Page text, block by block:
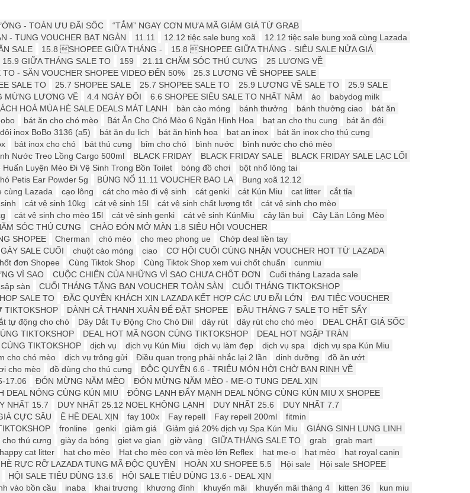
- TOÀN ƯU ĐÃI SỐC
“TẮM” NGAY CƠN MƯA MÃ GIẢM GIÁ TỪ GRAB
- TUNG VOUCHER BẠT NGÀN
11.11 12.12 tiệc sale bung xoã
12.12 tiệc sale bung xoã cùng Lazada
SALE
15.8 SHOPEE GIỮA THÁNG -
15.8 SHOPEE GIỮA THÁNG - SIÊU SALE NỬA GIÁ
15.9 ️GIỮA THÁNG SALE TO 159 21.11 CHĂM SÓC THÚ CƯNG
25 LƯƠNG VỀ
- SĂN VOUCHER SHOPEE VIDEO ĐẾN 50%
25.3 LƯƠNG VỀ SHOPEE SALE
SALE TO
25.7 SHOPEE SALE 25.7 SHOPEE SALE TO 25.9 LƯƠNG VỀ SALE TO
25.9 SALE
MỪNG LƯƠNG VỀ
4.4 NGÀY ĐÔI 6.6 SHOPEE SIÊU SALE TO NHẤT NĂM áo
babydog milk
HOÁ MÙA HÈ SALE DEALS MÁT LẠNH bàn cào móng bánh thưởng bánh thưởng ciao
bát ăn
bát ăn cho chó mèo Bát Ăn Cho Chó Mèo 6 Ngăn Hình Hoa bat an cho thu cung
bát ăn đôi
inox BoBo 3136 (a5) bát ăn du lịch bát ăn hình hoa bat an inox
bát ăn inox cho thú cưng
bát inox cho chó bát thú cưng bỉm cho chó bình nước
bình nước cho chó mèo
Nước Treo Lồng Cargo 500ml BLACK FRIDAY BLACK FRIDAY SALE
BLACK FRIDAY SALE LẠC LỐI
Huấn Luyện Mèo Đi Vệ Sinh Trong Bồn Toilet bóng đồ chơi
bột nhổ lông tai
Petis Ear Powder 5g
BÙNG NỔ 11.11 VOUCHER BAO LA
Bung xoã 12.12
cùng Lazada
cạo lông cát cho mèo đi vệ sinh cát genki cát Kún Miu cat litter
cắt tỉa
cát vệ sinh 10kg cát vệ sinh 15l cát vệ sinh chất lượng tốt
cát vệ sinh cho mèo
cát vệ sinh cho mèo 15l cát vệ sinh genki cát vệ sinh KúnMiu cây lăn bụi
Cây Lăn Lông Mèo
SÓC THÚ CƯNG
CHÀO ĐÓN MỞ MÀN 1.8 SIÊU HỘI VOUCHER
SHOPEE
Cherman chó mèo cho meo phong ue
Chớp deal liền tay
SALE CUỐI
chuột cào móng ciao
CƠ HỘI CUỐI CÙNG NHẬN VOUCHER HOT TỪ LAZADA
đơn Shopee Cùng Tiktok Shop Cùng Tiktok Shop xem vui chốt chuẩn
cunmiu
VÌ SAO
CUỘC CHIẾN CỦA NHỮNG VÌ SAO CHƯA CHỐT ĐƠN
Cuối tháng Lazada sale
sàn
CUỐI THÁNG TẶNG BẠN VOUCHER TOÀN SÀN
CUỐI THÁNG TIKTOKSHOP
SALE TO
ĐẶC QUYỀN KHÁCH XỊN LAZADA KẾT HỢP CÁC ƯU ĐÃI LỚN
ĐẠI TIỆC VOUCHER
TIKTOKSHOP
DÀNH CẢ THANH XUÂN ĐỂ ĐẶT SHOPEE
ĐẦU THÁNG 7 SALE TO HẾT SẨY
tự động cho chó Dây Dắt Tự Động Cho Chó Diil dây rút dây rút cho chó mèo
DEAL CHẤT GIÁ SỐC
TIKTOKSHOP
DEAL HOT MÃ NGON CÙNG TIKTOKSHOP
DEAL HOT NGẬP TRÀN
TIKTOKSHOP
dịch vụ dịch vụ Kún Miu dịch vụ làm đẹp dịch vụ spa
dịch vụ spa Kún Miu
cho chó mèo dịch vụ trông gửi Điều quan trọng phải nhắc lại 2 lần dinh dưỡng
đồ ăn ướt
cho mèo đồ dùng cho thú cưng
ĐỘC QUYỀN 6.6 - TRIỆU MÓN HỜI CHỜ BẠN RINH VỀ
17.06
ĐÓN MỪNG NĂM MÈO
ĐÓN MỪNG NĂM MÈO - ME-O TUNG DEAL XỊN
DEAL NÓNG CÙNG KÚN MIU
ĐÔNG LẠNH ĐẨY MẠNH DEAL NÓNG CÙNG KÚN MIU X SHOPEE
NHẤT 15.7 DUY NHẤT 25.12 ️️NOEL KHÔNG LẠNH DUY NHẤT 25.6
DUY NHẤT 7.7
CỰC SÂU
Ê HỀ DEAL XỊN fay 100x Fay repell Fay repell 200ml
fitmin
fronline genki giảm giá Giảm giá 20% dịch vụ Spa Kún Miu
GIÁNG SINH LUNG LINH
cho thú cưng giày da bóng giet ve gian giờ vàng GIỮA THÁNG SALE TO grab
grab mart
happy cat litter hạt cho mèo Hạt cho mèo con và mèo lớn Reflex hạt me-o hạt mèo
hạt royal canin
HÈ RỰC RỠ LAZADA TUNG MÃ ĐỘC QUYỀN HOÀN XU SHOPEE 5.5 Hội sale
Hội sale SHOPEE
HỘI SALE TIÊU DÙNG 13.6
HỘI SALE TIÊU DÙNG 13.6 - DEAL XỊN
vào bồn cầu
inaba khai trương khương đình khuyến mãi khuyến mãi tháng 4 kitten 36
kun miu